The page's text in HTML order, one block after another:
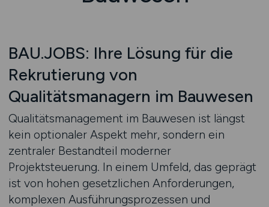
BAU.JOBS: Ihre Lösung für die
Rekrutierung von
Qualitätsmanagern im Bauwesen
Qualitätsmanagement im Bauwesen ist längst
kein optionaler Aspekt mehr, sondern ein
zentraler Bestandteil moderner
Projektsteuerung. In einem Umfeld, das geprägt
ist von hohen gesetzlichen Anforderungen,
komplexen Ausführungsprozessen und